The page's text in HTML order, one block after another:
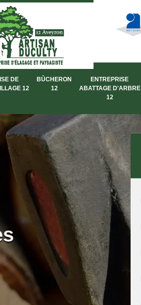
DE
12
BÛCHERON
12
ENTREPRISE
ABATTAGE D'ARBRE
12